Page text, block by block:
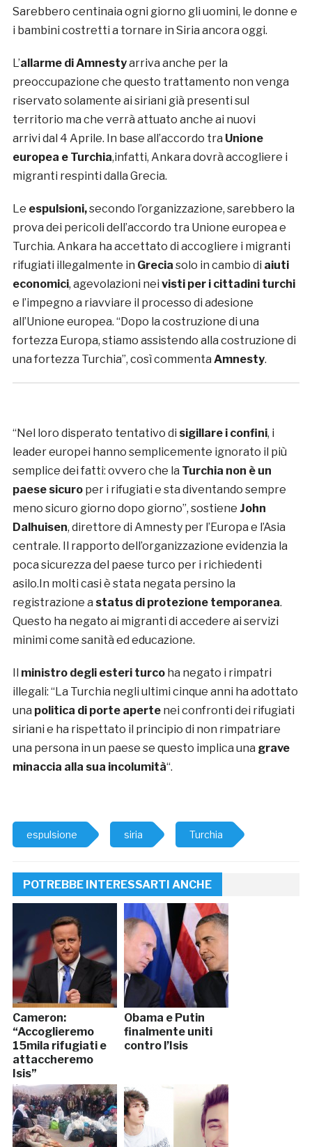
Sarebbero centinaia ogni giorno gli uomini, le donne e
i bambini costretti a tornare in Siria ancora oggi.
L’allarme di Amnestyarriva anche per la
preoccupazione che questo trattamento non venga
riservato solamente ai siriani già presenti sul
territorio ma che verrà attuato anche ai nuovi
arrivi dal 4 Aprile. In base all’accordo tra Unione
europea e Turchia,infatti, Ankara dovrà accogliere i
migranti respinti dalla Grecia.
Le espulsioni,secondo l’organizzazione, sarebbero la
prova dei pericoli dell’accordo tra Unione europea e
Turchia. Ankara ha accettato di accogliere i migranti
rifugiati illegalmente in Grecia solo in cambio di aiuti
economici, agevolazioni nei visti per i cittadini turchi
e l’impegno a riavviare il processo di adesione
all’Unione europea. “Dopo la costruzione di una
fortezza Europa, stiamo assistendo alla costruzione di
una fortezza Turchia”, così commenta Amnesty.
“Nel loro disperato tentativo di sigillare i confini, i
leader europei hanno semplicemente ignorato il più
semplice dei fatti: ovvero che la Turchia non è un
paese sicuroper i rifugiati e sta diventando sempre
meno sicuro giorno dopo giorno”, sostiene John
Dalhuisen, direttore di Amnesty per l’Europa e l’Asia
centrale. Il rapporto dell’organizzazione evidenzia la
poca sicurezza del paese turco per i richiedenti
asilo.In molti casi è stata negata persino la
registrazione a status di protezione temporanea.
Questo ha negato ai migranti di accedere ai servizi
minimi come sanità ed educazione.
ministro degli esteri turcoha negato i rimpatri
illegali: “La Turchia negli ultimi cinque anni ha adottato
una politica di porte apertenei confronti dei rifugiati
siriani e ha rispettato il principio di non rimpatriare
una persona in un paese se questo implica una grave
minaccia alla sua incolumità“.
espulsione siria Turchia
POTREBBE INTERESSARTI ANCHE
Cameron:
“Accoglieremo
15mila rifugiati e
attaccheremo
Isis”
Obama e Putin
finalmente uniti
contro l’Isis